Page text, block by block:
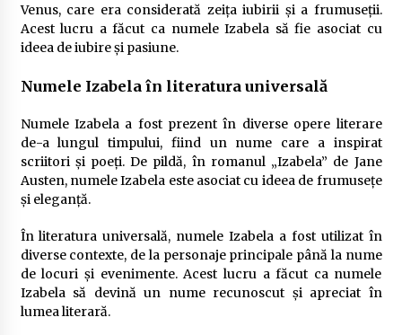
Venus, care era considerată zeița iubirii și a frumuseții.
Acest lucru a făcut ca numele Izabela să fie asociat cu
ideea de iubire și pasiune.
Numele Izabela în literatura universală
Numele Izabela a fost prezent în diverse opere literare
de-a lungul timpului, fiind un nume care a inspirat
scriitori și poeți. De pildă, în romanul „Izabela” de Jane
Austen, numele Izabela este asociat cu ideea de frumusețe
și eleganță.
În literatura universală, numele Izabela a fost utilizat în
diverse contexte, de la personaje principale până la nume
de locuri și evenimente. Acest lucru a făcut ca numele
Izabela să devină un nume recunoscut și apreciat în
lumea literară.